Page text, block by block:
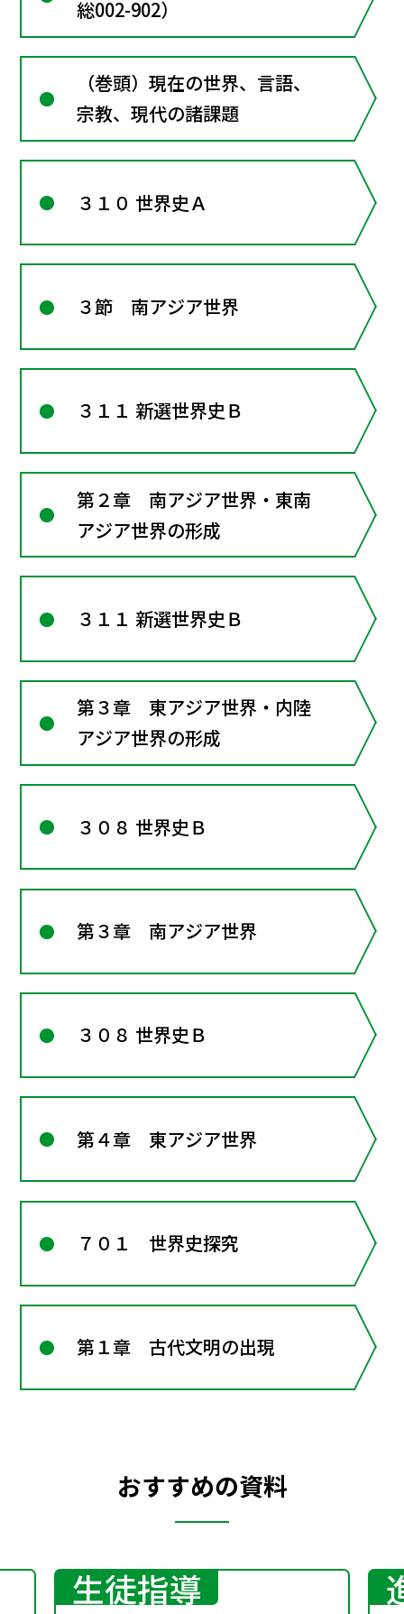
総002-902）
（巻頭）現在の世界、言語、
宗教、現代の諸課題
３１０ 世界史Ａ
３節 南アジア世界
３１１ 新選世界史Ｂ
第２章 南アジア世界・東南
アジア世界の形成
３１１ 新選世界史Ｂ
第３章 東アジア世界・内陸
アジア世界の形成
３０８ 世界史Ｂ
第３章 南アジア世界
３０８ 世界史Ｂ
第４章 東アジア世界
７０１ 世界史探究
第１章 古代文明の出現
おすすめの資料
生徒指導